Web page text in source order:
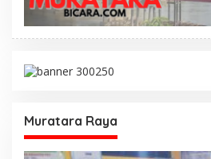
Muratara Raya